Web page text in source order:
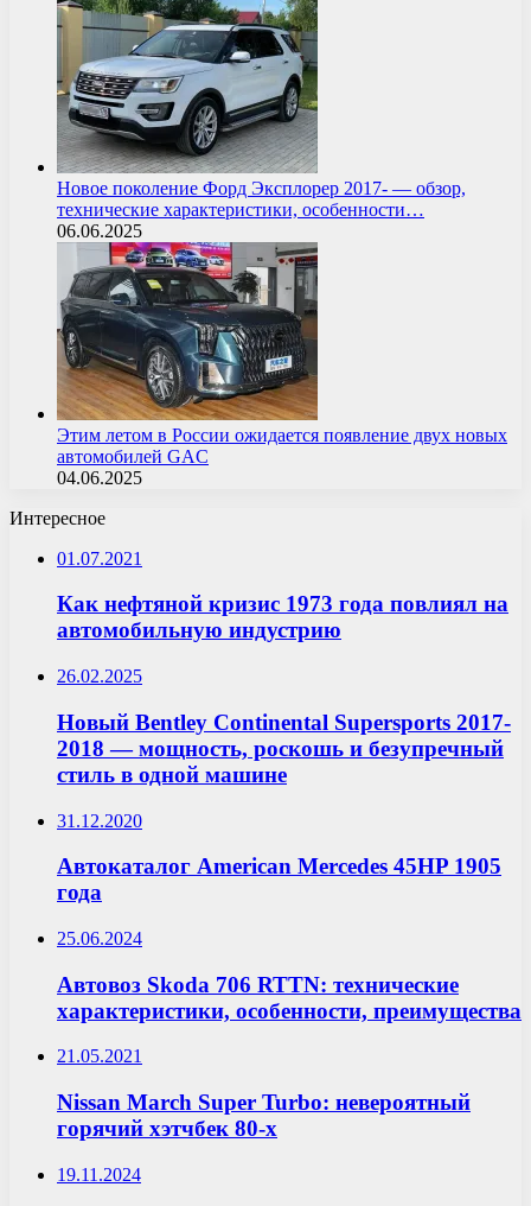
Новое поколение Форд Эксплорер 2017- — обзор,
технические характеристики, особенности…
06.06.2025
Этим летом в России ожидается появление двух новых
автомобилей GAC
04.06.2025
Интересное
01.07.2021
Как нефтяной кризис 1973 года повлиял на
автомобильную индустрию
26.02.2025
Новый Bentley Continental Supersports 2017-
2018 — мощность, роскошь и безупречный
стиль в одной машине
31.12.2020
Автокаталог American Mercedes 45HP 1905
года
25.06.2024
Автовоз Skoda 706 RTTN: технические
характеристики, особенности, преимущества
21.05.2021
Nissan March Super Turbo: невероятный
горячий хэтчбек 80-х
19.11.2024